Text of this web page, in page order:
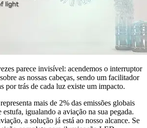
parece invisível: acendemos o interruptor
as nossas cabeças, sendo um facilitador
por trás de cada luz existe um impacto.
mais de 2% das emissões globais
estufa, igualando a aviação na sua pegada.
a solução já está ao nosso alcance. Se